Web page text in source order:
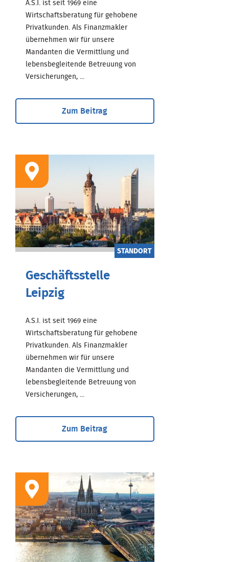
A.S.I. ist seit 1969 eine
Wirtschaftsberatung für gehobene
Privatkunden. Als Finanzmakler
übernehmen wir für unsere
Mandanten die Vermittlung und
lebensbegleitende Betreuung von
Versicherungen, ...
Zum Beitrag
STANDORT
Geschäftsstelle
Leipzig
A.S.I. ist seit 1969 eine
Wirtschaftsberatung für gehobene
Privatkunden. Als Finanzmakler
übernehmen wir für unsere
Mandanten die Vermittlung und
lebensbegleitende Betreuung von
Versicherungen, ...
Zum Beitrag